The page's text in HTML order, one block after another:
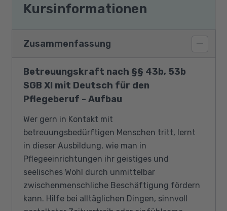
Kursinformationen
Zusammenfassung
Betreuungskraft nach §§ 43b, 53b
SGB XI mit Deutsch für den
Pflegeberuf - Aufbau
Wer gern in Kontakt mit
betreuungsbedürftigen Menschen tritt, lernt
in dieser Ausbildung, wie man in
Pflegeeinrichtungen ihr geistiges und
seelisches Wohl durch unmittelbar
zwischenmenschliche Beschäftigung fördern
kann. Hilfe bei alltäglichen Dingen, sinnvoll